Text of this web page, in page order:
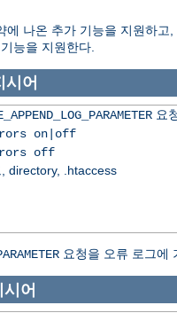
에 나온 추가 기능을 지원하고
능을 지원한다.
시어
요
on|off
off
directory, .htaccess
요청을 오류 로그에
시어